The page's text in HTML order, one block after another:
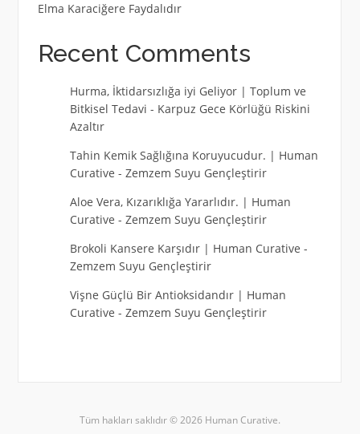
Elma Karaciğere Faydalıdır
Recent Comments
Hurma, İktidarsızlığa iyi Geliyor | Toplum ve
Bitkisel Tedavi - Karpuz Gece Körlüğü Riskini
Azaltır
Tahin Kemik Sağlığına Koruyucudur. | Human
Curative - Zemzem Suyu Gençleştirir
Aloe Vera, Kızarıklığa Yararlıdır. | Human
Curative - Zemzem Suyu Gençleştirir
Brokoli Kansere Karşıdır | Human Curative -
Zemzem Suyu Gençleştirir
Vişne Güçlü Bir Antioksidandır | Human
Curative - Zemzem Suyu Gençleştirir
Tüm hakları saklıdır © 2026 Human Curative.